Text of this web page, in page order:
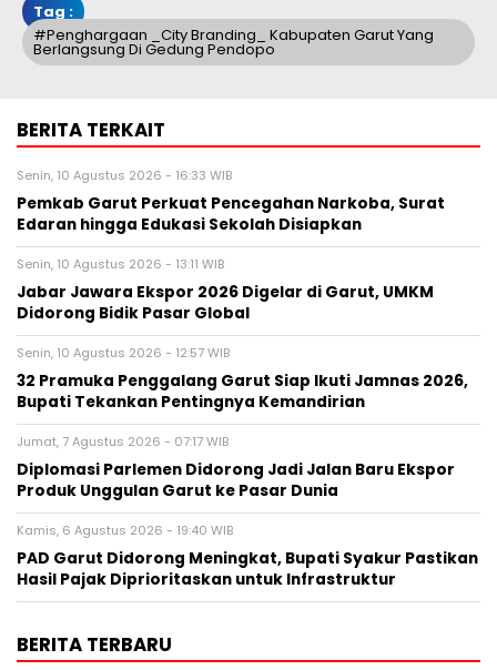
Tag :
#Penghargaan _City Branding_ Kabupaten Garut Yang
Berlangsung Di Gedung Pendopo
BERITA TERKAIT
Senin, 10 Agustus 2026 - 16:33 WIB
Pemkab Garut Perkuat Pencegahan Narkoba, Surat
Edaran hingga Edukasi Sekolah Disiapkan
Senin, 10 Agustus 2026 - 13:11 WIB
Jabar Jawara Ekspor 2026 Digelar di Garut, UMKM
Didorong Bidik Pasar Global
Senin, 10 Agustus 2026 - 12:57 WIB
32 Pramuka Penggalang Garut Siap Ikuti Jamnas 2026,
Bupati Tekankan Pentingnya Kemandirian
Jumat, 7 Agustus 2026 - 07:17 WIB
Diplomasi Parlemen Didorong Jadi Jalan Baru Ekspor
Produk Unggulan Garut ke Pasar Dunia
Kamis, 6 Agustus 2026 - 19:40 WIB
PAD Garut Didorong Meningkat, Bupati Syakur Pastikan
Hasil Pajak Diprioritaskan untuk Infrastruktur
BERITA TERBARU